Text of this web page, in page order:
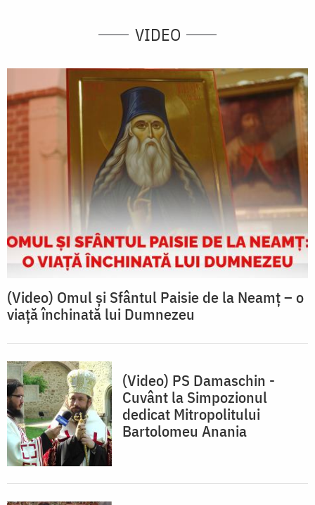
VIDEO
(Video) Omul și Sfântul Paisie de la Neamț – o
viață închinată lui Dumnezeu
(Video) PS Damaschin -
Cuvânt la Simpozionul
dedicat Mitropolitului
Bartolomeu Anania